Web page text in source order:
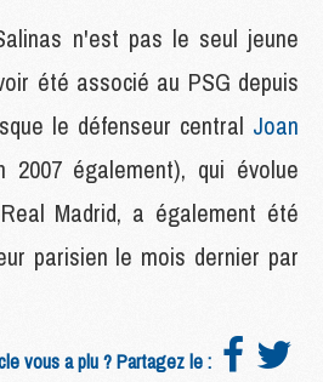
n'est pas le seul jeune
été associé au PSG depuis
le défenseur central Joan
2007 également), qui évolue
Madrid, a également été
parisien le mois dernier par
vous a plu ? Partagez le :